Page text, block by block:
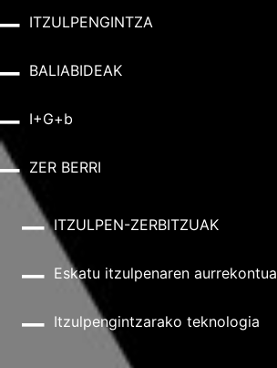
ITZULPENGINTZA
BALIABIDEAK
I+G+b
ZER BERRI
ITZULPEN-ZERBITZUAK
Eskatu itzulpenaren aurrekontua
Itzulpengintzarako teknologia